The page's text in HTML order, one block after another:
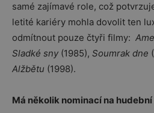
samé zajímavé role, což
letité kariéry mohla dovolit ten
odmítnout pouze čtyři filmy:
Sladké sny (1985), Soumrak dne
Alžbětu (1998).
Má několik nominací na